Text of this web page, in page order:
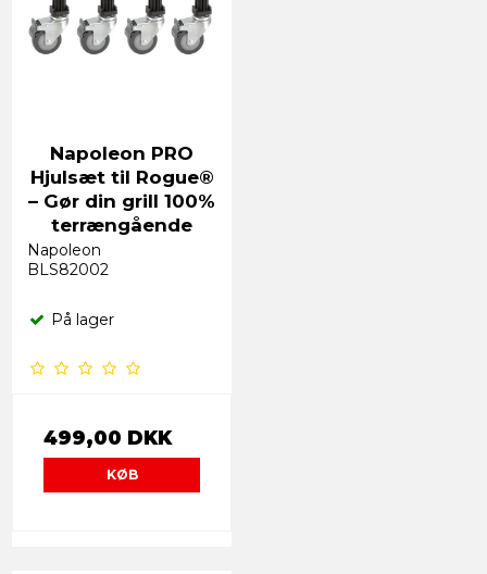
Napoleon PRO
Hjulsæt til Rogue®
– Gør din grill 100%
terrængående
Napoleon
BLS82002
På lager
499,00 DKK
KØB